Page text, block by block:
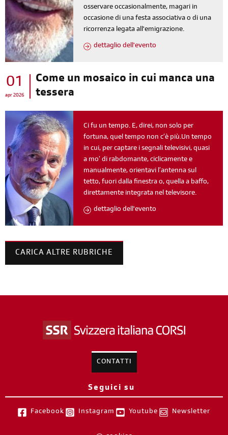
osservare occasionalmente, magari in
occasione di una festa associativa o di una
ricorrenza legata all'emigrazione.
dettaglio dell'evento
01
apr 2026
Come un mosaico in cui manca una
tessera
Ci fu un tempo. E, direi, non solo per
fortuna, quel tempo non c’è più.Un tempo
in cui, per captare i segnali televisivi, quasi
a mo’ di rabdomante, ciclicamente e
manualmente, orientavi l’antenna sul
tetto, fuori dalla finestra o, quella a baffo,
direttamente integrata nel televisore.
dettaglio dell'evento
CARICA ALTRE RUBRICHE
CONTATTI
Seguici su
Facebook Instagram Youtube Newsletter